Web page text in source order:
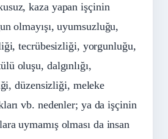
kaza yapan işçinin
olmayışı, uyumsuzluğu,
tecrübesizliği, yorgunluğu,
oluşu, dalgınlığı,
düzensizliği, meleke
vb. nedenler; ya da işçinin
uymamış olması da insan